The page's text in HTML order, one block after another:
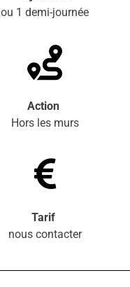
ou 1 demi-journée
Action
Hors les murs
Tarif
nous contacter